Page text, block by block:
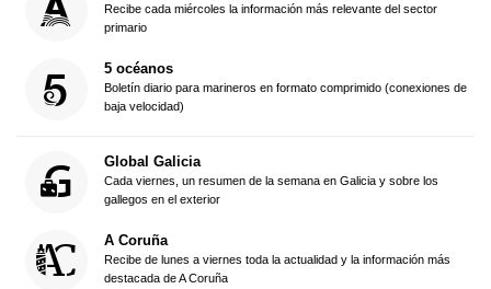
Recibe cada miércoles la información más relevante del sector
primario
5 océanos
Boletín diario para marineros en formato comprimido (conexiones de
baja velocidad)
Global Galicia
Cada viernes, un resumen de la semana en Galicia y sobre los
gallegos en el exterior
A Coruña
Recibe de lunes a viernes toda la actualidad y la información más
destacada de A Coruña